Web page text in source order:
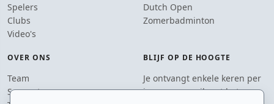
Spelers
Clubs
Video's
Dutch Open
Zomerbadminton
OVER ONS
Team
Supporters
BLIJF OP DE HOOGTE
Je ontvangt enkele keren per
jaar een e-mail met het